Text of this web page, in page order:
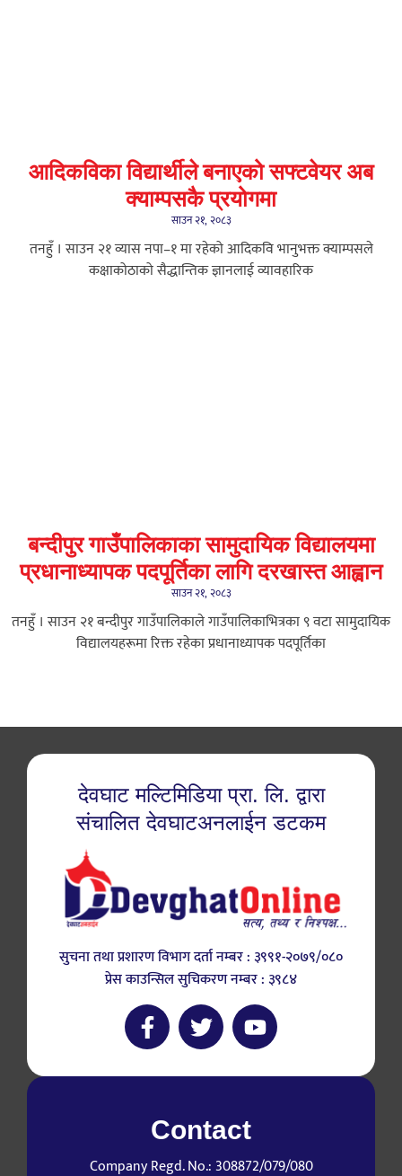
आदिकविका विद्यार्थीले बनाएको सफ्टवेयर अब
क्याम्पसकै प्रयोगमा
साउन २१, २०८३
तनहुँ । साउन २१ व्यास नपा–१ मा रहेको आदिकवि भानुभक्त क्याम्पसले
कक्षाकोठाको सैद्धान्तिक ज्ञानलाई व्यावहारिक
बन्दीपुर गाउँपालिकाका सामुदायिक विद्यालयमा
प्रधानाध्यापक पदपूर्तिका लागि दरखास्त आह्वान
साउन २१, २०८३
तनहुँ । साउन २१ बन्दीपुर गाउँपालिकाले गाउँपालिकाभित्रका ९ वटा सामुदायिक
विद्यालयहरूमा रिक्त रहेका प्रधानाध्यापक पदपूर्तिका
देवघाट मल्टिमिडिया प्रा. लि. द्वारा
संचालित देवघाटअनलाईन डटकम
सुचना तथा प्रशारण विभाग दर्ता नम्बर : ३९९१-२०७९/०८०
प्रेस काउन्सिल सुचिकरण नम्बर : ३९८४
Contact
Company Regd. No.: 308872/079/080